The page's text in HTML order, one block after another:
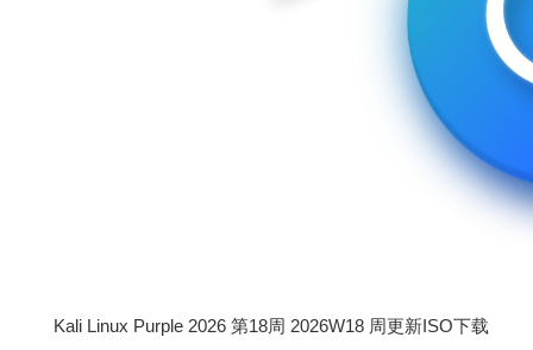
Kali Linux Purple 2026 第18周 2026W18 周更新ISO下载